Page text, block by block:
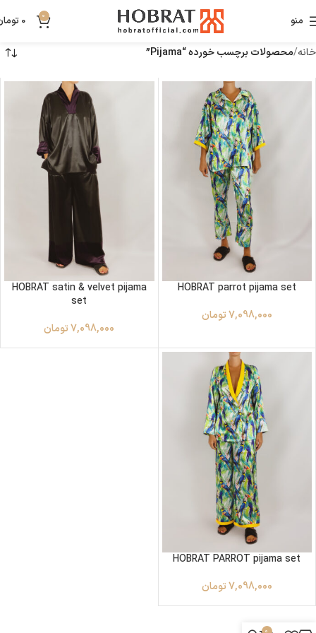
منو 0
0
خانه محصولات برچسب خورده “Pijama”
HOBRAT parrot pijama set
7,098,000تومان
HOBRAT satin & velvet pijama
set
7,098,000 تومان
HOBRAT PARROT pijama set
7,098,000تومان
0